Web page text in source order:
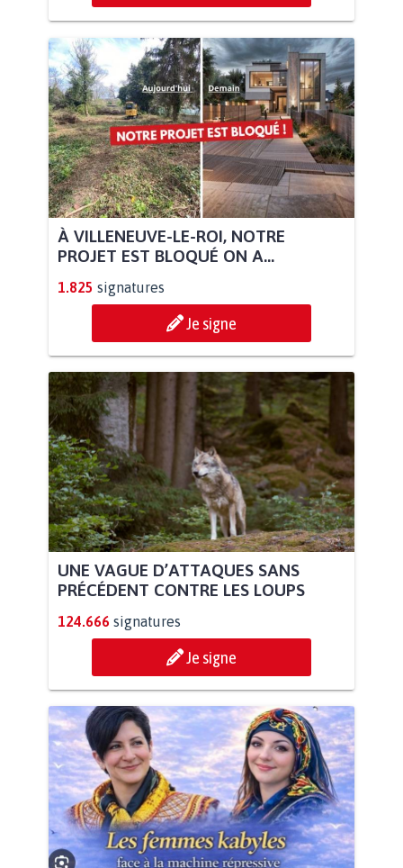
À VILLENEUVE-LE-ROI, NOTRE
PROJET EST BLOQUÉ ON A...
1.825 signatures
Je signe
UNE VAGUE D’ATTAQUES SANS
PRÉCÉDENT CONTRE LES LOUPS
124.666 signatures
Je signe